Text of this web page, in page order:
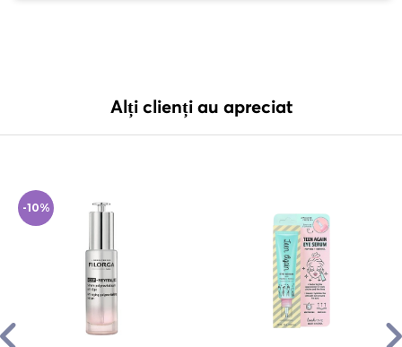
Alți clienți au apreciat
-10%